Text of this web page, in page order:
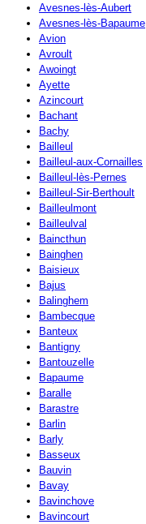
Avesnes-lès-Aubert
Avesnes-lès-Bapaume
Avion
Avroult
Awoingt
Ayette
Azincourt
Bachant
Bachy
Bailleul
Bailleul-aux-Cornailles
Bailleul-lès-Pernes
Bailleul-Sir-Berthoult
Bailleulmont
Bailleulval
Baincthun
Bainghen
Baisieux
Bajus
Balinghem
Bambecque
Banteux
Bantigny
Bantouzelle
Bapaume
Baralle
Barastre
Barlin
Barly
Basseux
Bauvin
Bavay
Bavinchove
Bavincourt